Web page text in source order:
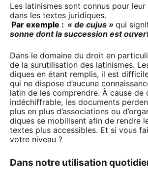
Les lati­nismes sont connus pour
dans les textes juri­diques.
Par exemple : «de cujus »qui
sonne dont la suc­ces­sion est
Dans le domaine du droit en
de la suru­ti­li­sa­tion des lati­nismes.
diques en étant rem­plis, il est
qui ne dis­pose d’aucune
latin de les com­prendre. À cause
indé­chif­frable, les docu­ments
plus en plus d’associations ou
diques se mobi­lisent afin de rendre
textes plus acces­sibles. Et si vous
votre niveau ?
Dans notre utilisation